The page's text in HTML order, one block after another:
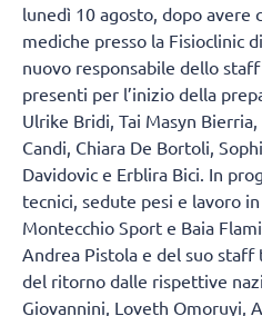
lunedì 10 agosto, dopo
mediche presso la Fisioclinic
nuovo responsabile dello
presenti per l’inizio della
Ulrike Bridi, Tai Masyn
Candi, Chiara De Bortoli,
Davidovic e Erblira Bici. In
tecnici, sedute pesi e lavoro
Montecchio Sport e Baia
Andrea Pistola e del suo
del ritorno dalle rispettive
Giovannini, Loveth Omoruyi,